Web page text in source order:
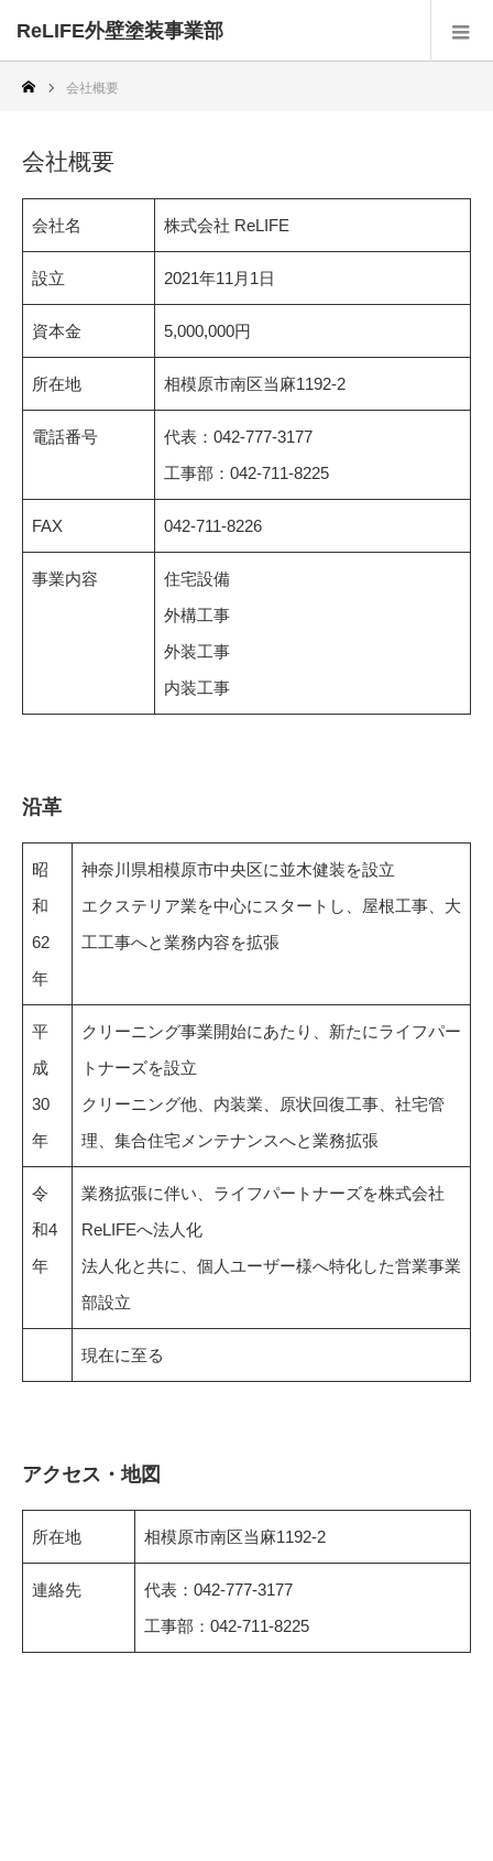
ReLIFE外壁塗装事業部
会社概要
会社概要
会社名 株式会社 ReLIFE
設立 2021年11月1日
資本金 5,000,000円
所在地 相模原市南区当麻1192-2
電話番号
代表：042-777-3177
工事部：042-711-8225
FAX 042-711-8226
事業内容
住宅設備
外構工事
外装工事
内装工事
沿革
昭
和
62
年
神奈川県相模原市中央区に並木健装を設立
エクステリア業を中心にスタートし、屋根工事、大
工工事へと業務内容を拡張
平
成
30
年
クリーニング事業開始にあたり、新たにライフパー
トナーズを設立
クリーニング他、内装業、原状回復工事、社宅管
理、集合住宅メンテナンスへと業務拡張
令
和4
年
業務拡張に伴い、ライフパートナーズを株式会社
ReLIFEへ法人化
法人化と共に、個人ユーザー様へ特化した営業事業
部設立
現在に至る
アクセス・地図
所在地 相模原市南区当麻1192-2
連絡先
代表：042-777-3177
工事部：042-711-8225